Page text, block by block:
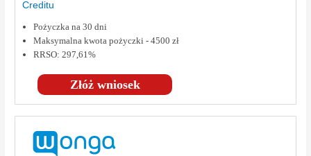
Creditu
Złóż wniosek
Pożyczka na 30 dni
Maksymalna kwota pożyczki - 4500 zł
RRSO: 297,61%